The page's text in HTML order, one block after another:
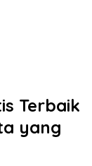
Terbaik
yang